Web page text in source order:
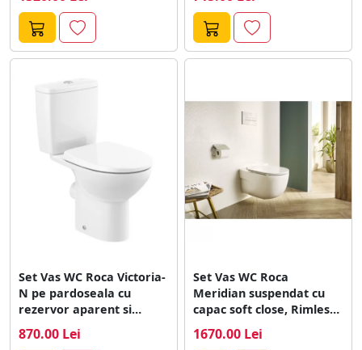
Set Vas WC Roca Victoria-
N pe pardoseala cu
rezervor aparent si
870.00 Lei
Set Vas WC Roca
Meridian suspendat cu
capac soft close, Rimless
1670.00 Lei